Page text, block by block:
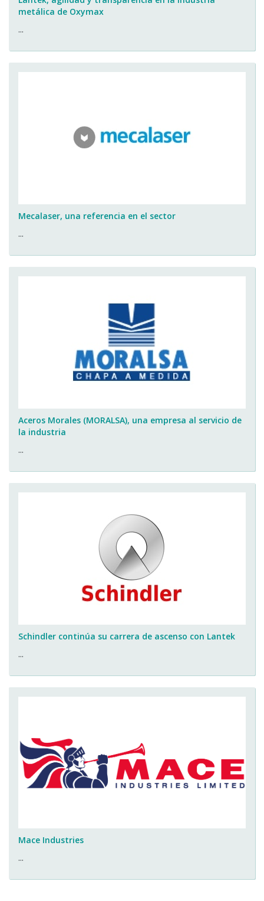
metálica de Oxymax
...
Mecalaser, una referencia en el sector
...
Aceros Morales (MORALSA), una empresa al servicio de
la industria
...
Schindler continúa su carrera de ascenso con Lantek
...
Mace Industries
...